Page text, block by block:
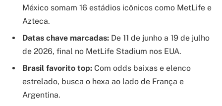
México somam 16 estádios icônicos como MetLife e
Azteca.
Datas chave marcadas: De 11 de junho a 19 de julho
de 2026, final no MetLife Stadium nos EUA.
Brasil favorito top: Com odds baixas e elenco
estrelado, busca o hexa ao lado de França e
Argentina.